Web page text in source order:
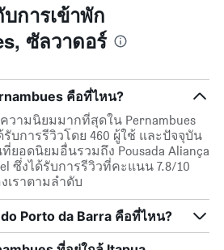
บการเข้าพัก
ซัลวาดอร์
คือที่ไหน?
วามนิยมมากที่สุดใน Pernambues
รับการรีวิวโดย 460 ผู้ใช้ และปัจจุบัน
อดนิยมอื่นรวมถึง Pousada Aliança
ซึ่งได้รับการรีวิวที่คะแนน 7.8/10
เราตามลำดับ
Porto da Barra คือที่ไหน?